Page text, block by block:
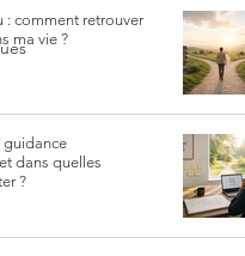
: comment retrouver
ma vie ?
guidance
dans quelles
?